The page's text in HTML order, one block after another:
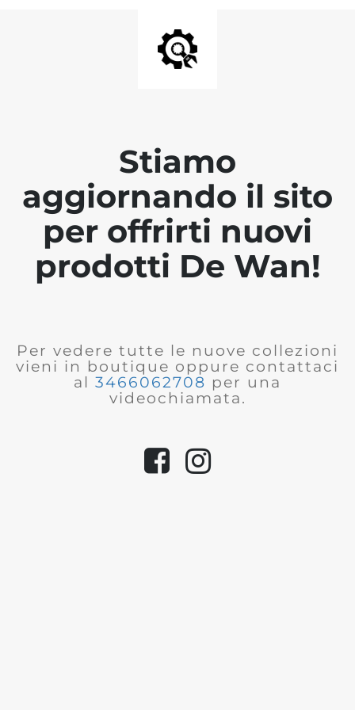
Stiamo
aggiornando il sito
per offrirti nuovi
prodotti De Wan!
Per vedere tutte le nuove collezioni
vieni in boutique oppure contattaci
al 3466062708 per una
videochiamata.